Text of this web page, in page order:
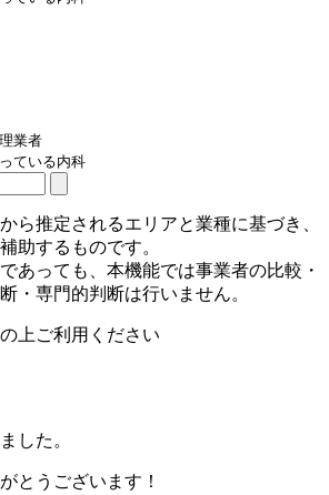
業者
ている内科
ら推定されるエリアと業種に基づき、
助するものです。
あっても、本機能では事業者の比較・
・専門的判断は行いません。
上ご利用ください
した。
とうございます！